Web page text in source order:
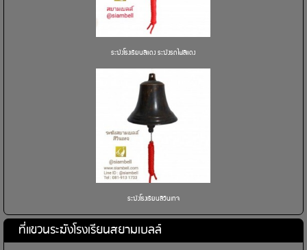
ระฆังโรงเรียนสีแดง ระฆังรถไฟสีแดง
ระฆังโรงเรียนสีวินเทจ
ที่แขวนระฆังโรงเรียนสยามเบลล์